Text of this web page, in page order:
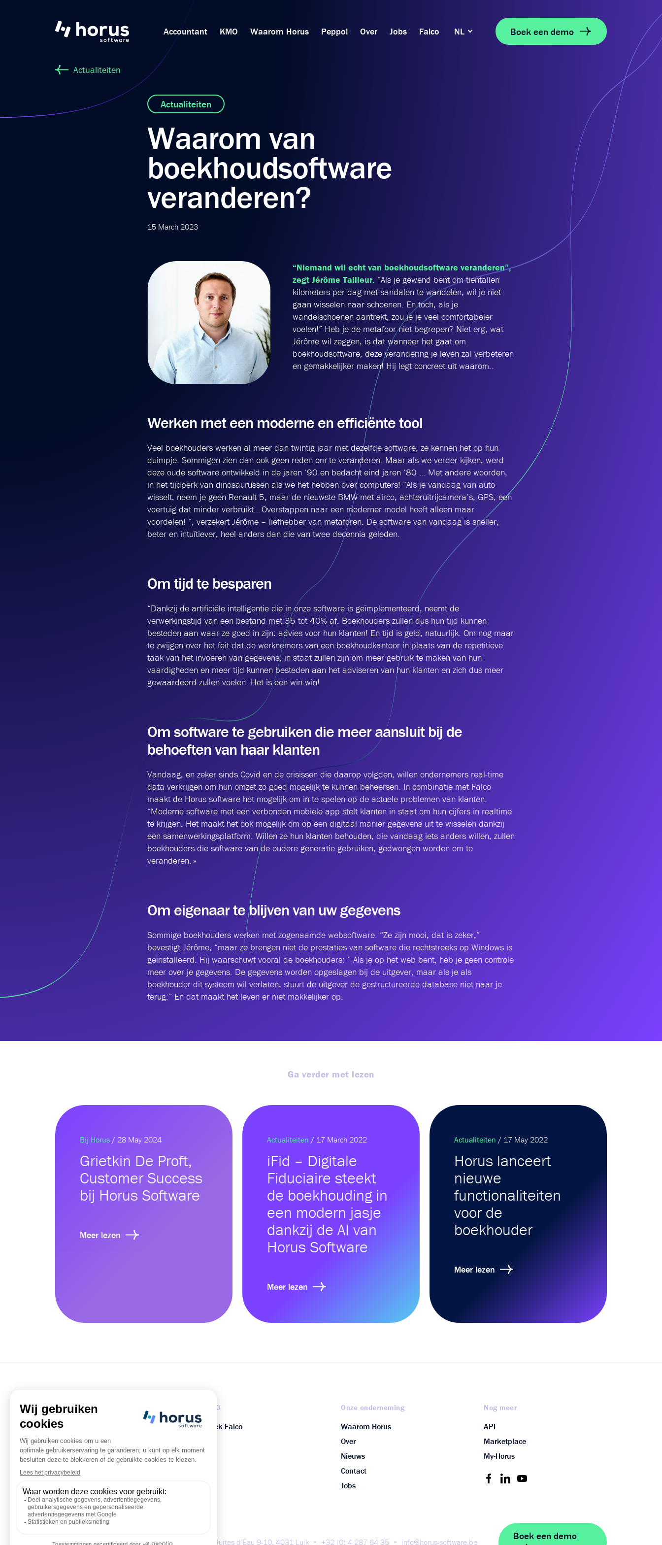
Accountant KMO Waarom Horus Peppol Over Jobs Falco NL Boek een demo
Actualiteiten
Actualiteiten
Waarom van
boekhoudsoftware
veranderen?
15 March 2023
“Niemand wil echt van boekhoudsoftware veranderen”,
zegt Jérôme Tailleur. “Als je gewend bent om tientallen
kilometers per dag met sandalen te wandelen, wil je niet
gaan wisselen naar schoenen. En toch, als je
wandelschoenen aantrekt, zou je je veel comfortabeler
voelen!” Heb je de metafoor niet begrepen? Niet erg, wat
Jérôme wil zeggen, is dat wanneer het gaat om
boekhoudsoftware, deze verandering je leven zal verbeteren
en gemakkelijker maken! Hij legt concreet uit waarom..
Werken met een moderne en efficiënte tool
Veel boekhouders werken al meer dan twintig jaar met dezelfde software, ze kennen het op hun
duimpje. Sommigen zien dan ook geen reden om te veranderen. Maar als we verder kijken, werd
deze oude software ontwikkeld in de jaren ‘90 en bedacht eind jaren ‘80 … Met andere woorden,
in het tijdperk van dinosaurussen als we het hebben over computers! “Als je vandaag van auto
wisselt, neem je geen Renault 5, maar de nieuwste BMW met airco, achteruitrijcamera’s, GPS, een
voertuig dat minder verbruikt… Overstappen naar een moderner model heeft alleen maar
voordelen! “, verzekert Jérôme – liefhebber van metaforen. De software van vandaag is sneller,
beter en intuïtiever, heel anders dan die van twee decennia geleden.
Om tijd te besparen
“Dankzij de artificiële intelligentie die in onze software is geïmplementeerd, neemt de
verwerkingstijd van een bestand met 35 tot 40% af. Boekhouders zullen dus hun tijd kunnen
besteden aan waar ze goed in zijn: advies voor hun klanten! En tijd is geld, natuurlijk. Om nog maar
te zwijgen over het feit dat de werknemers van een boekhoudkantoor in plaats van de repetitieve
taak van het invoeren van gegevens, in staat zullen zijn om meer gebruik te maken van hun
vaardigheden en meer tijd kunnen besteden aan het adviseren van hun klanten en zich dus meer
gewaardeerd zullen voelen. Het is een win-win!
Om software te gebruiken die meer aansluit bij de
behoeften van haar klanten
Vandaag, en zeker sinds Covid en de crisissen die daarop volgden, willen ondernemers real-time
data verkrijgen om hun omzet zo goed mogelijk te kunnen beheersen. In combinatie met Falco
maakt de Horus software het mogelijk om in te spelen op de actuele problemen van klanten.
“Moderne software met een verbonden mobiele app stelt klanten in staat om hun cijfers in realtime
te krijgen. Het maakt het ook mogelijk om op een digitaal manier gegevens uit te wisselen dankzij
een samenwerkingsplatform. Willen ze hun klanten behouden, die vandaag iets anders willen, zullen
boekhouders die software van de oudere generatie gebruiken, gedwongen worden om te
veranderen. »
Om eigenaar te blijven van uw gegevens
Sommige boekhouders werken met zogenaamde websoftware. “Ze zijn mooi, dat is zeker,”
bevestigt Jérôme, “maar ze brengen niet de prestaties van software die rechtstreeks op Windows is
geïnstalleerd. Hij waarschuwt vooral de boekhouders: ” Als je op het web bent, heb je geen controle
meer over je gegevens. De gegevens worden opgeslagen bij de uitgever, maar als je als
boekhouder dit systeem wil verlaten, stuurt de uitgever de gestructureerde database niet naar je
terug.” En dat maakt het leven er niet makkelijker op.
Ga verder met lezen
Bij Horus / 28 May 2024
Grietkin De Proft,
Customer Success
bij Horus Software
Meer lezen
Actualiteiten / 17 March 2022
iFid – Digitale
Fiduciaire steekt
de boekhouding in
een modern jasje
dankzij de AI van
Horus Software
Meer lezen
Actualiteiten / 17 May 2022
Horus lanceert
nieuwe
functionaliteiten
voor de
boekhouder
Meer lezen
Horus Office
Boekhouder
KMO
Stagiair
FAQ
FALCO
Ontdek Falco
Onze onderneming
Waarom Horus
Over
Nieuws
Contact
Jobs
Nog meer
API
Marketplace
My-Horus
Sq. des Conduites d'Eau 9-10, 4031 Luik +32 (0) 4 287 64 35 info@horus-software.be
Boek een demo